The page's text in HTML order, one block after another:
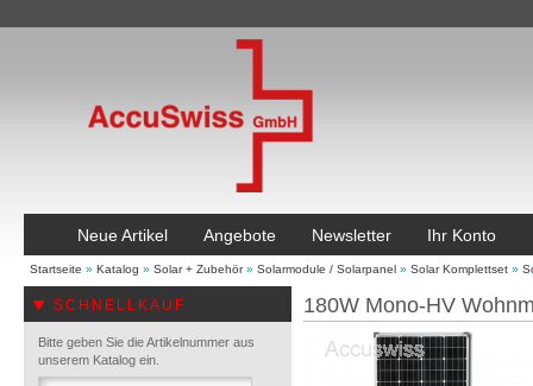
Neue Artikel Angebote Newsletter Ihr Konto
Startseite » Katalog » Solar + Zubehör» Solarmodule / Solarpanel » Solar Komplettset »
SCHNELLKAUF
Bitte geben Sie die Artikelnummer aus
unserem Katalog ein.
180W Mono-HV